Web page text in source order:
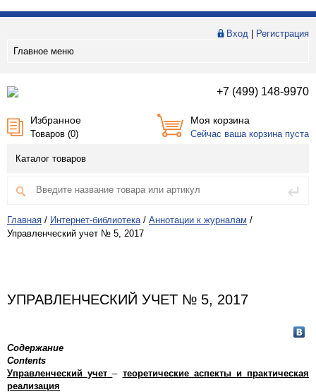
Вход
Регистрация
Главное меню
+7 (499) 148-9970
Избранное
Товаров (0)
Моя корзина
Сейчас ваша корзина пуста
Каталог товаров
Главная / Интернет-библиотека / Аннотации к журналам /
Управленческий учет № 5, 2017
УПРАВЛЕНЧЕСКИЙ УЧЕТ № 5, 2017
Содержание
Contents
Управленческий учет– теоретические аспекты и практическая
реализация